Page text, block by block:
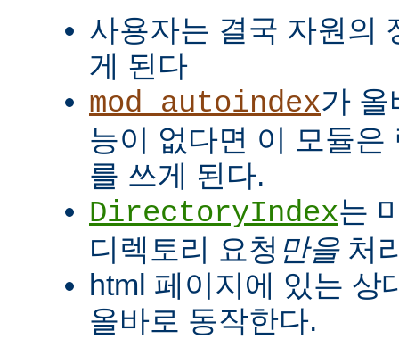
사용자는 결국 자원의
게 된다
mod_autoindex가 올
능이 없다면 이 모듈은
를 쓰게 된다.
DirectoryIndex는
디렉토리 요청 만을처
html 페이지에 있는 상
올바로 동작한다.